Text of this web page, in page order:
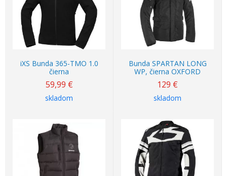
iXS Bunda 365-TMO 1.0
čierna
59,99 €
skladom
Bunda SPARTAN LONG
WP, čierna OXFORD
129 €
skladom